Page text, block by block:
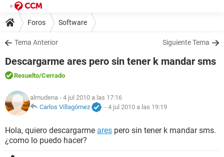
Foros Software
Tema Anterior Siguiente Tema
Descargarme ares pero sin tener k mandar sms
Resuelto/Cerrado
almudena - 4 jul 2010 a las 17:16
Carlos Villagómez
- 4 jul 2010 a las 19:19
Hola, quiero descargarme ares pero sin tener k mandar sms.
¿como lo puedo hacer?